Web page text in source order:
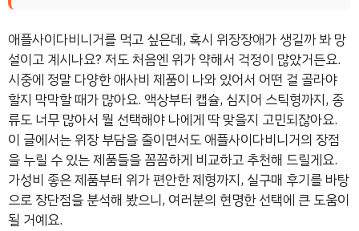
애플사이다비니거를 먹고 싶은데, 혹시 위장장애가 생길까 봐 망
설이고 계시나요? 저도 처음엔 위가 약해서 걱정이 많았거든요.
시중에 정말 다양한 애사비 제품이 나와 있어서 어떤 걸 골라야
할지 막막할 때가 많아요. 액상부터 캡슐, 심지어 스틱형까지, 종
류도 너무 많아서 뭘 선택해야 나에게 딱 맞을지 고민되잖아요.
이 글에서는 위장 부담을 줄이면서도 애플사이다비니거의 장점
을 누릴 수 있는 제품들을 꼼꼼하게 비교하고 추천해 드릴게요.
가성비 좋은 제품부터 위가 편안한 제형까지, 실구매 후기를 바탕
으로 장단점을 분석해 봤으니, 여러분의 현명한 선택에 큰 도움이
될 거예요.